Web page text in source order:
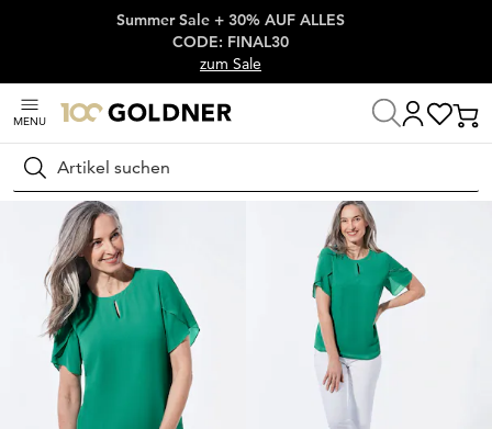
Überspringe Navigation, direkt zum Content
Summer Sale + 30% AUF ALLES
CODE: FINAL30
zum Sale
MENU
Suchen
Startseite Damenmode